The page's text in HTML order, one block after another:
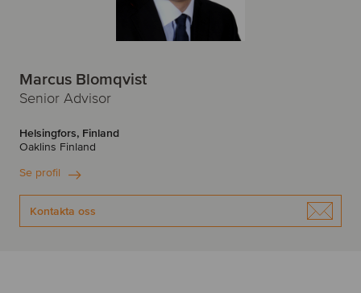
Marcus Blomqvist
Senior Advisor
Helsingfors, Finland
Oaklins Finland
Se profil
Kontakta oss